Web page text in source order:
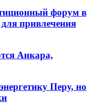
форум в
привлечения
Анкара,
Перу, но